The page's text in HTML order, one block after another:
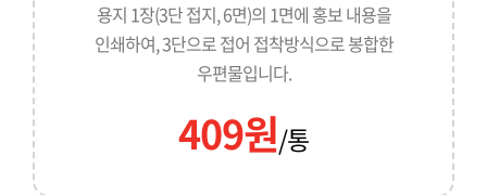
용지 1장(3단 접지, 6면)의 1면에 홍보 내용을
인쇄하여, 3단으로 접어 접착방식으로 봉합한
우편물입니다.
409원/통